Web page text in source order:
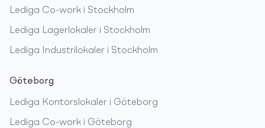
Lediga Co-work i Stockholm
Lediga Lagerlokaler i Stockholm
Lediga Industrilokaler i Stockholm
Göteborg
Lediga Kontorslokaler i Göteborg
Lediga Co-work i Göteborg